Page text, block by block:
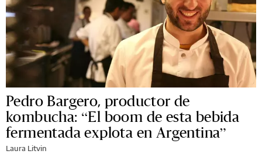
Pedro Bargero, productor de
kombucha: “El boom de esta bebida
fermentada explota en Argentina”
Laura Litvin